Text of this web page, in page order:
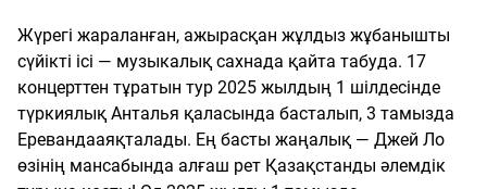
Жүрегі жараланған, ажырасқан жұлдыз жұбанышты
сүйікті ісі — музыкалық сахнада қайта табуда. 17
концерттен тұратын тур 2025 жылдың 1 шілдесінде
түркиялық Анталья қаласында басталып, 3 тамызда
Еревандааяқталады. Ең басты жаңалық — Джей Ло
өзінің мансабында алғаш рет Қазақстанды әлемдік